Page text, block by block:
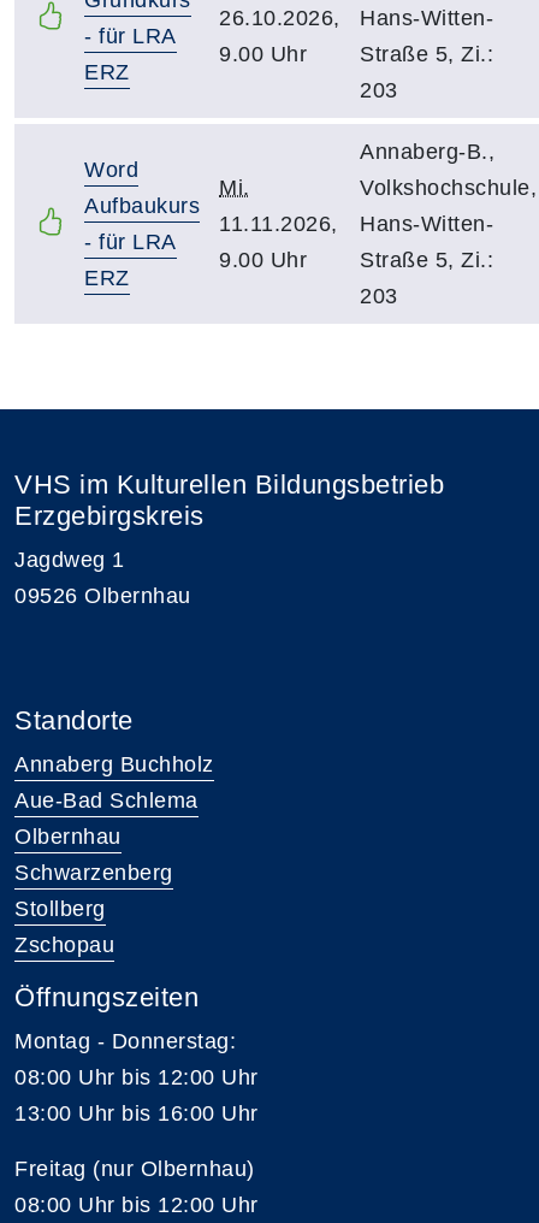
- für LRA
ERZ
26.10.2026,
9.00 Uhr
Hans-Witten-
Straße 5, Zi.:
203
Word
Aufbaukurs
- für LRA
ERZ
Mi.
11.11.2026,
9.00 Uhr
Annaberg-B.,
Volkshochschule,
Hans-Witten-
Straße 5, Zi.:
203
VHS im Kulturellen Bildungsbetrieb
Erzgebirgskreis
Jagdweg 1
09526 Olbernhau
Standorte
Annaberg Buchholz
Aue-Bad Schlema
Olbernhau
Schwarzenberg
Stollberg
Zschopau
Öffnungszeiten
Montag - Donnerstag:
08:00 Uhr bis 12:00 Uhr
13:00 Uhr bis 16:00 Uhr
Freitag (nur Olbernhau)
08:00 Uhr bis 12:00 Uhr